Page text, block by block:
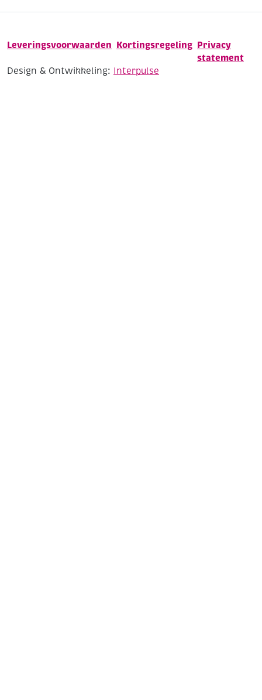
Leveringsvoorwaarden Kortingsregeling Privacy
statement
Design & Ontwikkeling: Interpulse